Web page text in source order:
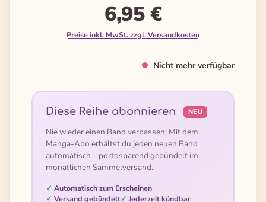
6,95 €
Preise inkl. MwSt. zzgl. Versandkosten
Nicht mehr verfügbar
Diese Reihe abonnieren NEU
Nie wieder einen Band verpassen: Mit dem
Manga-Abo erhältst du jeden neuen Band
automatisch – portosparend gebündelt im
monatlichen Sammelversand.
Automatisch zum Erscheinen
Versand gebündelt
Jederzeit kündbar